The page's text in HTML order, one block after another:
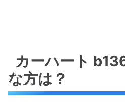
カーハート
な方は？